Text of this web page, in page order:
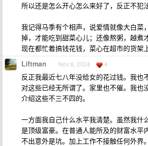
所以还是怎么开心怎么来好了，反正不犯法
我记得马季有个相声，说爱情就像大白菜
掉，才能吃到甜菜心儿；还像熬粥，越煮
现在都忙着搞钱花钱，菜心在超市的货架
Liftman Nov 8, 2024 4
反正我最近七八年没给女的花过钱。我也
对这些已经无所谓了。家里也不催。我也
介绍这些不三不四的。
一方面我自己什么水平我清楚。虽然我什
是顶级富豪。在普通人能所及的财富水平
不出意外是坑。加上工作不接触任何外界